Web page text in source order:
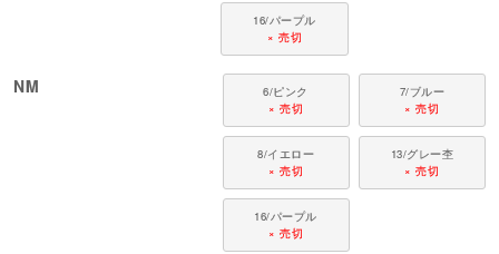
16/パープル
× 売切
NM
6/ピンク
× 売切
7/ブルー
× 売切
8/イエロー
× 売切
13/グレー杢
× 売切
16/パープル
× 売切